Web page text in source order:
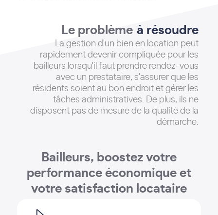
Le problème à résoudre
La gestion d'un bien en location peut
rapidement devenir compliquée pour les
bailleurs lorsqu'il faut prendre rendez-vous
avec un prestataire, s'assurer que les
résidents soient au bon endroit et gérer les
tâches administratives. De plus, ils ne
disposent pas de mesure de la qualité de la
démarche.
Bailleurs, boostez votre
performance économique et
votre satisfaction locataire